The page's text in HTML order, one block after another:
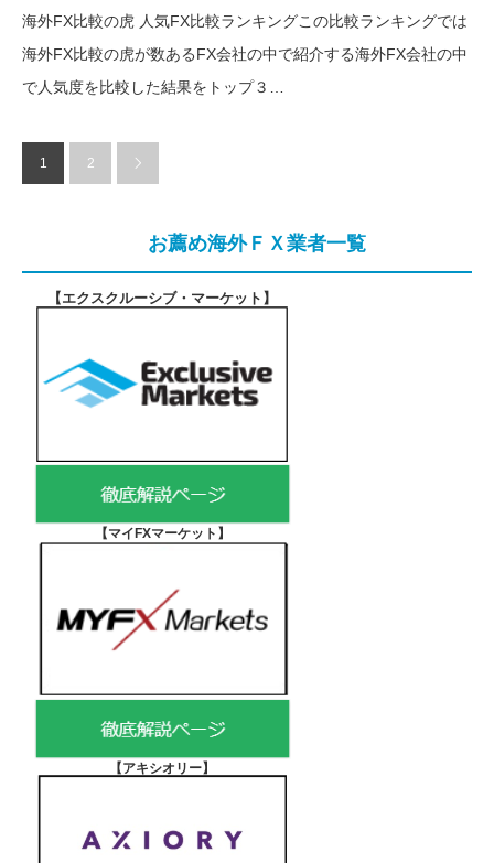
海外FX比較の虎 人気FX比較ランキングこの比較ランキングでは
海外FX比較の虎が数あるFX会社の中で紹介する海外FX会社の中
で人気度を比較した結果をトップ３…
1 2
お薦め海外ＦＸ業者一覧
【エクスクルーシブ・マーケット 】
【マイFXマーケット 】
【アキシオリー】